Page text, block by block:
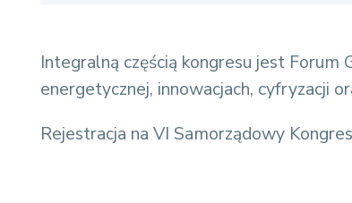
Integralną częścią kongresu jest
energetycznej, innowacjach, cyfryzacji
Rejestracja na VI Samorządowy